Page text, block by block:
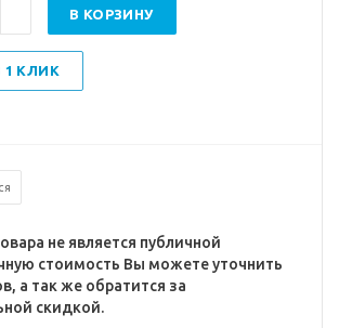
В КОРЗИНУ
1 КЛИК
не является публичной
стоимость Вы можете уточнить
а так же обратится за
скидкой.